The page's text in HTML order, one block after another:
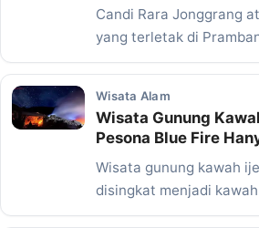
Candi Rara Jonggrang
yang terletak di
candi Hindu Terbesar…
Wisata Alam
Wisata Gunung
Pesona Blue Fire
Wisata gunung kawah
disingkat menjadi
salah satu gunung…